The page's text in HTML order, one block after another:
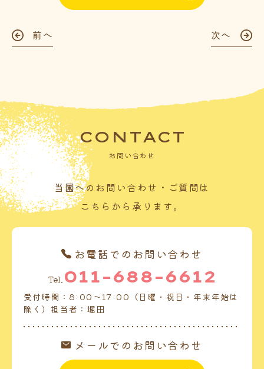
前へ 次へ
CONTACT
お問い合わせ
当園へのお問い合わせ・ご質問は
こちらから承ります。
お電話でのお問い合わせ
Tel. 011-688-6612
受付時間：8:00～17:00（日曜・祝日・年末年始は
除く）担当者：堀田
メールでのお問い合わせ